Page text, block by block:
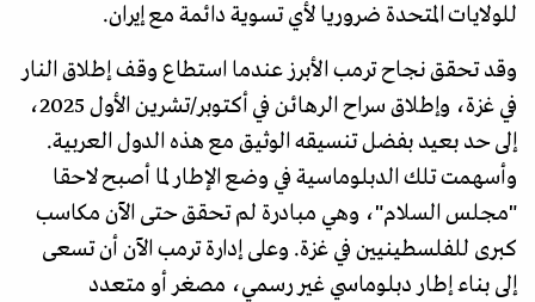
للولايات المتحدة ضروريا لأي تسوية دائمة مع إيران.
وقد تحقق نجاح ترمب الأبرز عندما استطاع وقف إطلاق النار
في غزة، وإطلاق سراح الرهائن في أكتوبر/تشرين الأول 2025،
إلى حد بعيد بفضل تنسيقه الوثيق مع هذه الدول العربية.
وأسهمت تلك الدبلوماسية في وضع الإطار لما أصبح لاحقا
"مجلس السلام"، وهي مبادرة لم تحقق حتى الآن مكاسب
كبرى للفلسطينيين في غزة. وعلى إدارة ترمب الآن أن تسعى
إلى بناء إطار دبلوماسي غير رسمي، مصغر أو متعدد